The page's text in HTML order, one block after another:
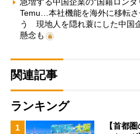
Temu…本社機能を海外に移転
う 現地人を隠れ蓑にした中国
懸念も
関連記事
ランキング
1
【首都